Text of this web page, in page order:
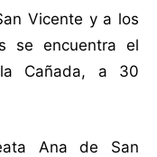
Vicente y a los
se encuentra el
Cañada, a 30
Ana de San